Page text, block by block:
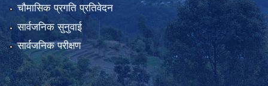
चौमासिक प्रगति प्रतिवेदन
सार्वजनिक सुनुवाई
सार्वजनिक परीक्षण